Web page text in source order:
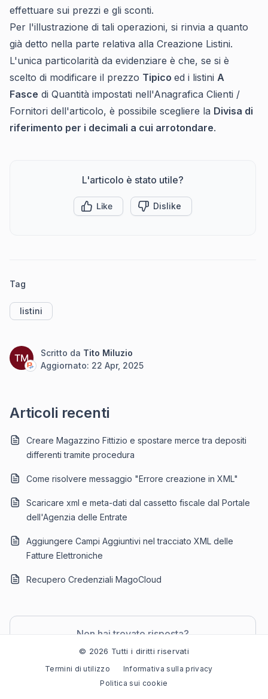
effettuare sui prezzi e gli sconti.
Per l'illustrazione di tali operazioni, si rinvia a quanto
già detto nella parte relativa alla Creazione Listini.
L'unica particolarità da evidenziare è che, se si è
scelto di modificare il prezzo Tipico ed i listini A
Fasce di Quantità impostati nell'Anagrafica Clienti /
Fornitori dell'articolo, è possibile scegliere la Divisa di
riferimento per i decimali a cui arrotondare.
L'articolo è stato utile?
Like Dislike
Tag
listini
TM Scritto da Tito Miluzio
Aggiornato: 22 Apr, 2025
Articoli recenti
Creare Magazzino Fittizio e spostare merce tra depositi
differenti tramite procedura
Come risolvere messaggio "Errore creazione in XML"
Scaricare xml e meta-dati dal cassetto fiscale dal Portale
dell'Agenzia delle Entrate
Aggiungere Campi Aggiuntivi nel tracciato XML delle
Fatture Elettroniche
Recupero Credenziali MagoCloud
Non hai trovato risposta?
Contatta il supporto
© 2026 Tutti i diritti riservati
Termini di utilizzo
Informativa sulla privacy
Politica sui cookie